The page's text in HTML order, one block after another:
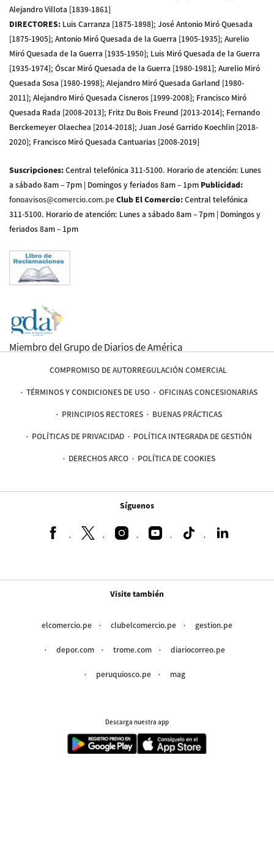
Alejandro Villota [1839-1861]
DIRECTORES: Luis Carranza [1875-1898]; José Antonio Miró Quesada
[1875-1905]; Antonio Miró Quesada de la Guerra [1905-1935]; Aurelio
Miró Quesada de la Guerra [1935-1950]; Luis Miró Quesada de la Guerra
[1935-1974]; Óscar Miró Quesada de la Guerra [1980-1981]; Aurelio Miró
Quesada Sosa [1980-1998]; Alejandro Miró Quesada Garland [1980-
2011]; Alejandro Miró Quesada Cisneros [1999-2008]; Francisco Miró
Quesada Rada [2008-2013]; Fritz Du Bois Freund [2013-2014]; Fernando
Berckemeyer Olaechea [2014-2018]; Juan José Garrido Koechlin [2018-
2020]; Francisco Miró Quesada Cantuarias [2008-2019]
Suscripciones:Central telefónica 311-5100. Horario de atención: Lunes
a sábado 8am – 7pm | Domingos y feriados 8am – 1pm Publicidad:
fonoavisos@comercio.com.peClub El Comercio:Central telefónica
311-5100. Horario de atención: Lunes a sábado 8am – 7pm | Domingos y
feriados 8am – 1pm
Miembro del Grupo de Diarios de América
COMPROMISO DE AUTORREGULACIÓN COMERCIAL
TÉRMINOS Y CONDICIONES DE USO OFICINAS CONCESIONARIAS
PRINCIPIOS RECTORES BUENAS PRÁCTICAS
POLÍTICAS DE PRIVACIDAD POLÍTICA INTEGRADA DE GESTIÓN
DERECHOS ARCO POLÍTICA DE COOKIES
Síguenos
Visite también
elcomercio.pe clubelcomercio.pe gestion.pe
depor.com trome.com diariocorreo.pe
peruquiosco.pe mag
Descarga nuestra app